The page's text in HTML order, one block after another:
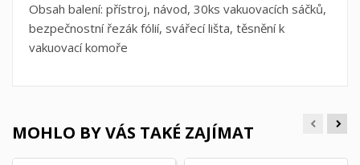
Obsah balení: přístroj, návod, 30ks vakuovacích sáčků,
bezpečnostní řezák fólií, svářecí lišta, těsnění k
vakuovací komoře
MOHLO BY VÁS TAKÉ ZAJÍMAT